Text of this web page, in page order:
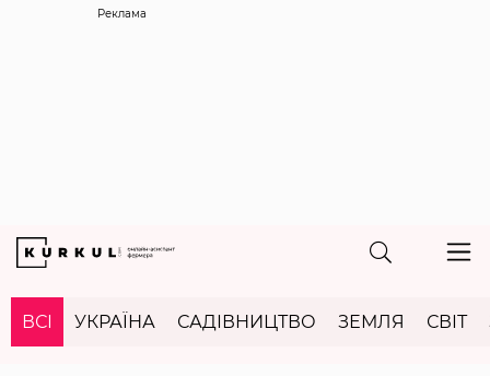
Реклама
ВСІ УКРАЇНА САДІВНИЦТВО ЗЕМЛЯ СВІТ